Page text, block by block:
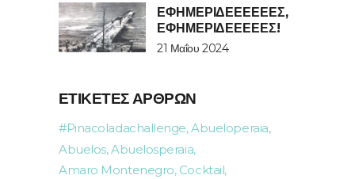
ΕΦΗΜΕΡΙΔΕΕΕΕΕΈΣ,
ΕΦΗΜΕΡΙΔΕΕΕΕΈΣ!
21 Μαΐου 2024
ΕΤΙΚΈΤΕΣ ΆΡΘΡΩΝ
#pinacoladachallenge Abueloperaia
Abuelos Abuelosperaia
Amaro Montenegro Cocktail